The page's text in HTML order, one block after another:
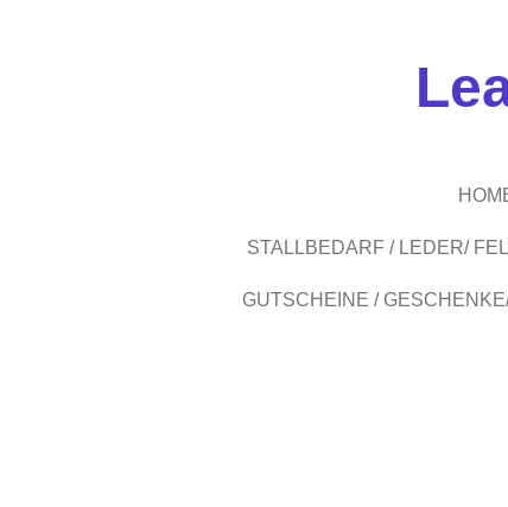
STALLBEDARF / LEDER/
GUTSCHEINE /